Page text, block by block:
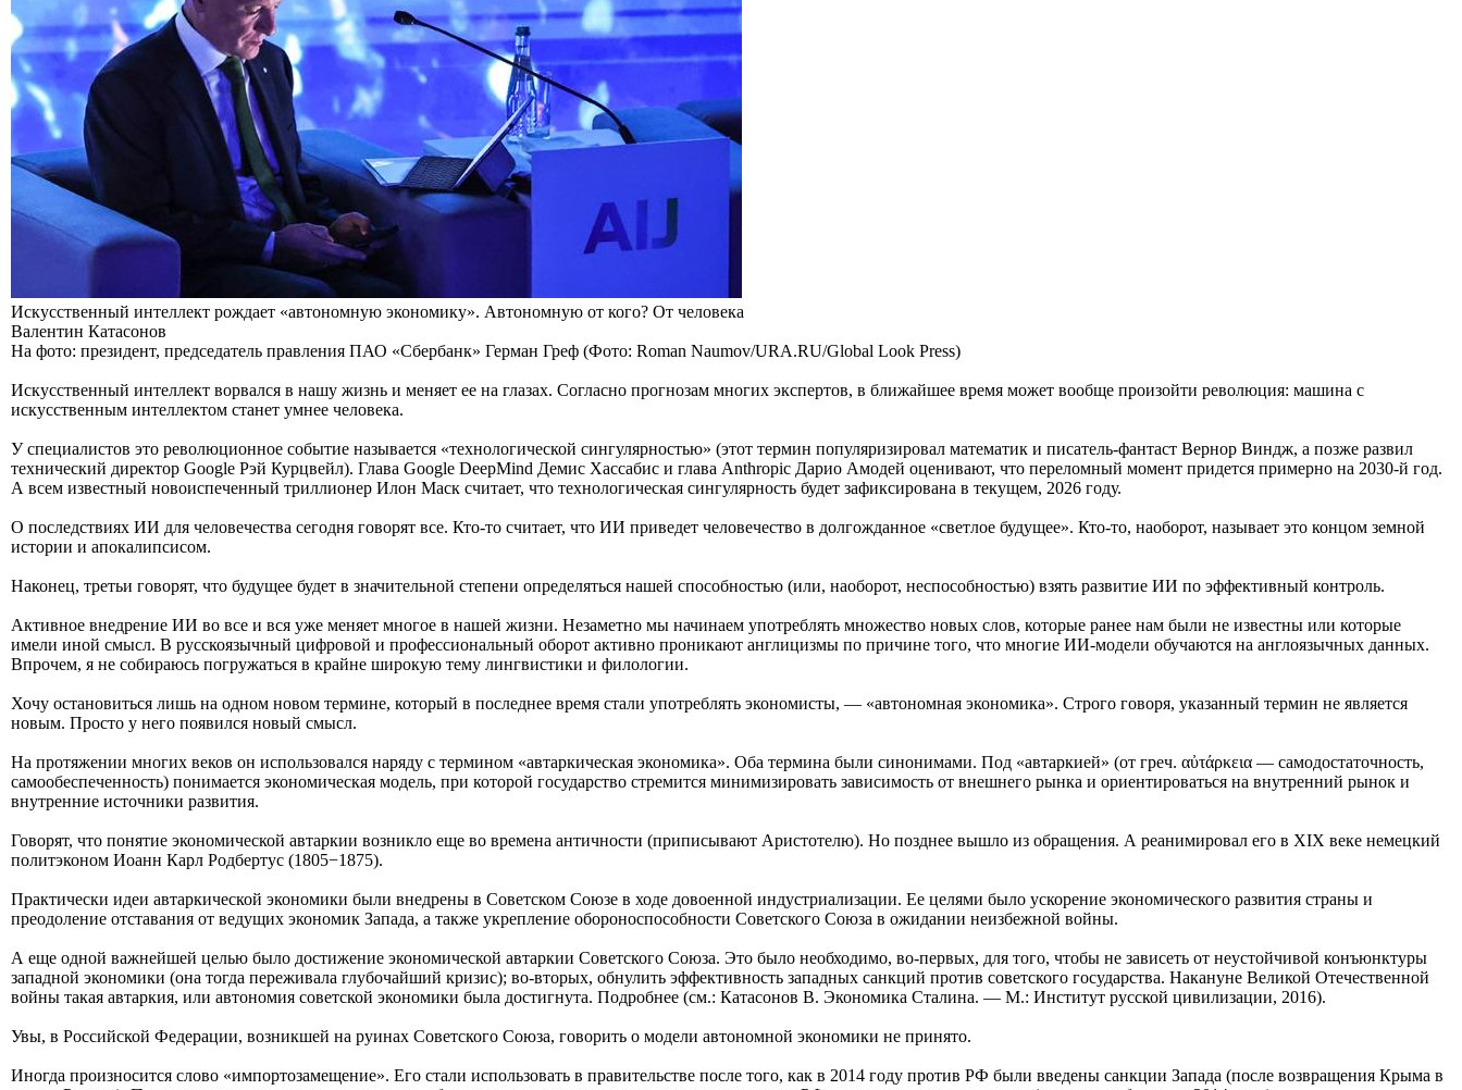
Искусственный интеллект рождает «автономную экономику». Автономную от кого? От человека
Валентин Катасонов
На фото: президент, председатель правления ПАО «Сбербанк» Герман Греф (Фото: Roman Naumov/URA.RU/Global Look Press)
Искусственный интеллект ворвался в нашу жизнь и меняет ее на глазах. Согласно прогнозам многих экспертов, в ближайшее время может вообще произойти революция: машина с
искусственным интеллектом станет умнее человека.
У специалистов это революционное событие называется «технологической сингулярностью» (этот термин популяризировал математик и писатель-фантаст Вернор Виндж, а позже развил
технический директор Google Рэй Курцвейл). Глава Google DeepMind Демис Хассабис и глава Anthropic Дарио Амодей оценивают, что переломный момент придется примерно на 2030-й год.
А всем известный новоиспеченный триллионер Илон Маск считает, что технологическая сингулярность будет зафиксирована в текущем, 2026 году.
О последствиях ИИ для человечества сегодня говорят все. Кто-то считает, что ИИ приведет человечество в долгожданное «светлое будущее». Кто-то, наоборот, называет это концом земной
истории и апокалипсисом.
Наконец, третьи говорят, что будущее будет в значительной степени определяться нашей способностью (или, наоборот, неспособностью) взять развитие ИИ по эффективный контроль.
Активное внедрение ИИ во все и вся уже меняет многое в нашей жизни. Незаметно мы начинаем употреблять множество новых слов, которые ранее нам были не известны или которые
имели иной смысл. В русскоязычный цифровой и профессиональный оборот активно проникают англицизмы по причине того, что многие ИИ-модели обучаются на англоязычных данных.
Впрочем, я не собираюсь погружаться в крайне широкую тему лингвистики и филологии.
Хочу остановиться лишь на одном новом термине, который в последнее время стали употреблять экономисты, — «автономная экономика». Строго говоря, указанный термин не является
новым. Просто у него появился новый смысл.
На протяжении многих веков он использовался наряду с термином «автаркическая экономика». Оба термина были синонимами. Под «автаркией» (от греч. αὐτάρκεια — самодостаточность,
самообеспеченность) понимается экономическая модель, при которой государство стремится минимизировать зависимость от внешнего рынка и ориентироваться на внутренний рынок и
внутренние источники развития.
Говорят, что понятие экономической автаркии возникло еще во времена античности (приписывают Аристотелю). Но позднее вышло из обращения. А реанимировал его в XIX веке немецкий
политэконом Иоанн Карл Родбертус (1805−1875).
Практически идеи автаркической экономики были внедрены в Советском Союзе в ходе довоенной индустриализации. Ее целями было ускорение экономического развития страны и
преодоление отставания от ведущих экономик Запада, а также укрепление обороноспособности Советского Союза в ожидании неизбежной войны.
А еще одной важнейшей целью было достижение экономической автаркии Советского Союза. Это было необходимо, во-первых, для того, чтобы не зависеть от неустойчивой конъюнктуры
западной экономики (она тогда переживала глубочайший кризис); во-вторых, обнулить эффективность западных санкций против советского государства. Накануне Великой Отечественной
войны такая автаркия, или автономия советской экономики была достигнута. Подробнее (см.: Катасонов В. Экономика Сталина. — М.: Институт русской цивилизации, 2016).
Увы, в Российской Федерации, возникшей на руинах Советского Союза, говорить о модели автономной экономики не принято.
Иногда произносится слово «импортозамещение». Его стали использовать в правительстве после того, как в 2014 году против РФ были введены санкции Запада (после возвращения Крыма в